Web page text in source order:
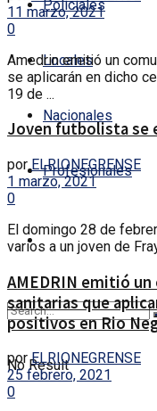
Policiales
Locales
Nacionales
Profesionales
No Result
11 marzo, 2021
0
Amedrin emitió un
se aplicarán en dicho
19 de ...
Joven futbolista se
por ELRIONEGRENSE
1 marzo, 2021
0
El domingo 28 de
varios a un joven de
AMEDRIN emitió
sanitarias que
positivos en Rio
por ELRIONEGRENSE
25 febrero, 2021
0